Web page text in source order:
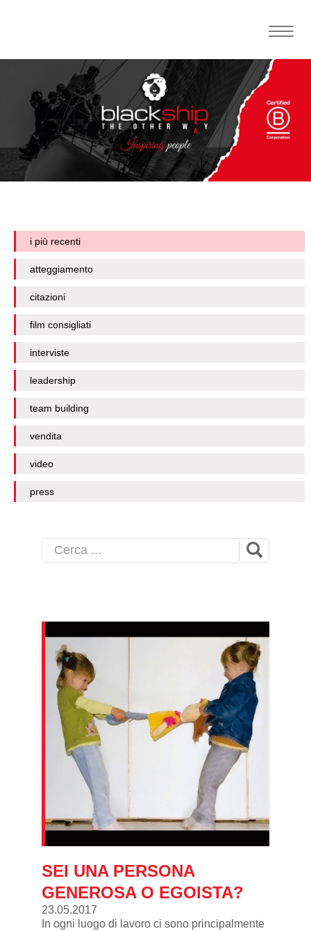
Toggle
i più recenti
atteggiamento
citazioni
film consigliati
interviste
leadership
team building
vendita
video
press
SEI UNA PERSONA
GENEROSA O EGOISTA?
23.05.2017
In ogni luogo di lavoro ci sono principalmente